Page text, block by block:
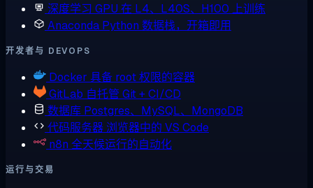
深度学习 GPU 在 L4、L40S、H100 上训练
Anaconda Python 数据栈，开箱即用
开发者与 DEVOPS
Docker 具备 root 权限的容器
GitLab 自托管 Git + CI/CD
数据库 Postgres、MySQL、MongoDB
代码服务器 浏览器中的 VS Code
n8n 全天候运行的自动化
运行与交易